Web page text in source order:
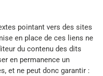
pointant vers des sites
en place de ces liens ne
du contenu des dits
en permanence un
et ne peut donc garantir :